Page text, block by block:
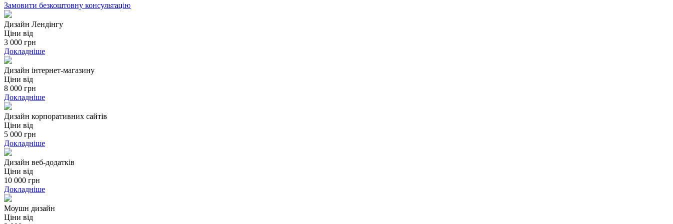
Замовити безкоштовну консультацію
Дизайн Лендінгу
Ціни від
3 000 грн
Докладніше
Дизайн інтернет-магазину
Ціни від
8 000 грн
Докладніше
Дизайн корпоративних сайтів
Ціни від
5 000 грн
Докладніше
Дизайн веб-додатків
Ціни від
10 000 грн
Докладніше
Моушн дизайн
Ціни від